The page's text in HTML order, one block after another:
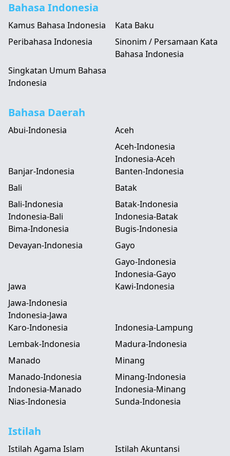
Bahasa Indonesia
Kamus Bahasa Indonesia
Kata Baku
Peribahasa Indonesia
Sinonim / Persamaan Kata
Bahasa Indonesia
Singkatan Umum Bahasa
Indonesia
Bahasa Daerah
Abui-Indonesia
Aceh
Aceh-Indonesia
Indonesia-Aceh
Banjar-Indonesia
Banten-Indonesia
Bali
Bali-Indonesia
Indonesia-Bali
Batak
Batak-Indonesia
Indonesia-Batak
Bima-Indonesia
Bugis-Indonesia
Devayan-Indonesia
Gayo
Gayo-Indonesia
Indonesia-Gayo
Jawa
Jawa-Indonesia
Indonesia-Jawa
Kawi-Indonesia
Karo-Indonesia
Indonesia-Lampung
Lembak-Indonesia
Madura-Indonesia
Manado
Manado-Indonesia
Indonesia-Manado
Minang
Minang-Indonesia
Indonesia-Minang
Nias-Indonesia
Sunda-Indonesia
Istilah
Istilah Agama Islam
Istilah Akuntansi